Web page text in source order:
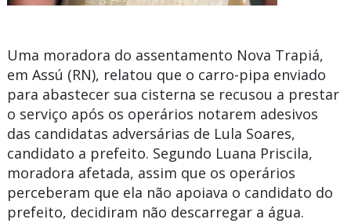
Uma moradora do assentamento Nova Trapiá,
em Assú (RN), relatou que o carro-pipa enviado
para abastecer sua cisterna se recusou a prestar
o serviço após os operários notarem adesivos
das candidatas adversárias de Lula Soares,
candidato a prefeito. Segundo Luana Priscila,
moradora afetada, assim que os operários
perceberam que ela não apoiava o candidato do
prefeito, decidiram não descarregar a água.